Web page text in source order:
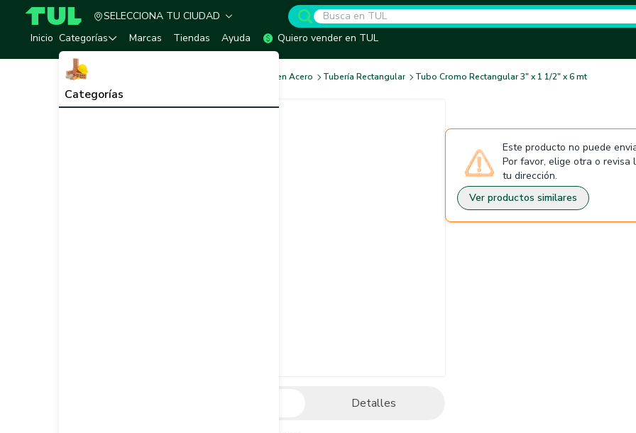
TUL - Tu Marketplace de Construcción
SELECCIONA TU CIUDAD
Inicio Categorías
Categorías
Marcas Tiendas Ayuda Quiero vender en TUL
Tubería en Acero Tubería Rectangular Tubo Cromo Rectangular 3" x 1 1/2" x 6 mt
Detalles
Este producto no puede
Por favor, elige otra o revisa
tu dirección.
Ver productos similares